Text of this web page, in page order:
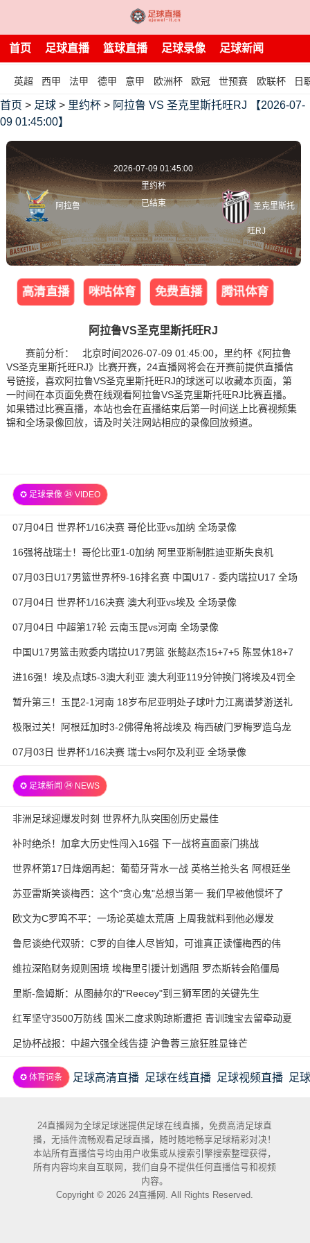
首页 足球直播 篮球直播 足球录像 足球新闻
英超 西甲 法甲 德甲 意甲 欧洲杯 欧冠 世预赛 欧联杯 日
首页 > 足球 > 里约杯 > 阿拉鲁 VS 圣克里斯托旺RJ 【2026-07-
09 01:45:00】
阿拉鲁
2026-07-09 01:45:00
里约杯
已结束
圣克里斯托
旺RJ
高清直播 咪咕体育 免费直播 腾讯体育
阿拉鲁VS圣克里斯托旺RJ
赛前分析： 北京时间2026-07-09 01:45:00，里约杯《阿拉鲁
VS圣克里斯托旺RJ》比赛开赛，24直播网将会在开赛前提供直播信
号链接，喜欢阿拉鲁VS圣克里斯托旺RJ的球迷可以收藏本页面，第
一时间在本页面免费在线观看阿拉鲁VS圣克里斯托旺RJ比赛直播。
如果错过比赛直播，本站也会在直播结束后第一时间送上比赛视频集
锦和全场录像回放，请及时关注网站相应的录像回放频道。
✪ 足球录像 ㉔ VIDEO
07月04日 世界杯1/16决赛 哥伦比亚vs加纳 全场录像
16强将战瑞士！哥伦比亚1-0加纳 阿里亚斯制胜迪亚斯失良机
07月03日U17男篮世界杯9-16排名赛 中国U17 - 委内瑞拉U17 全场
录像
07月04日 世界杯1/16决赛 澳大利亚vs埃及 全场录像
07月04日 中超第17轮 云南玉昆vs河南 全场录像
中国U17男篮击败委内瑞拉U17男篮 张懿赵杰15+7+5 陈昱休18+7
进16强！埃及点球5-3澳大利亚 澳大利亚119分钟换门将埃及4罚全
中
暂升第三！玉昆2-1河南 18岁布尼亚明处子球叶力江离谱梦游送礼
极限过关！阿根廷加时3-2佛得角将战埃及 梅西破门罗梅罗造乌龙
07月03日 世界杯1/16决赛 瑞士vs阿尔及利亚 全场录像
✪ 足球新闻 ㉔ NEWS
非洲足球迎爆发时刻 世界杯九队突围创历史最佳
补时绝杀！加拿大历史性闯入16强 下一战将直面豪门挑战
世界杯第17日烽烟再起：葡萄牙背水一战 英格兰抢头名 阿根廷坐
收渔利
苏亚雷斯笑谈梅西：这个"贪心鬼"总想当第一 我们早被他惯坏了
欧文为C罗鸣不平：一场论英雄太荒唐 上周我就料到他必爆发
鲁尼谈绝代双骄：C罗的自律人尽皆知，可谁真正读懂梅西的伟
大？
维拉深陷财务规则困境 埃梅里引援计划遇阻 罗杰斯转会陷僵局
里斯-詹姆斯：从图赫尔的"Reecey"到三狮军团的关键先生
红军坚守3500万防线 国米二度求购琼斯遭拒 青训瑰宝去留牵动夏
窗神经
足协杯战报：中超六强全线告捷 沪鲁蓉三旅狂胜显锋芒
✪ 体育词条 足球高清直播 足球在线直播 足球视频直播 足
24直播网为全球足球迷提供足球在线直播，免费高清足球直
播，无插件流畅观看足球直播，随时随地畅享足球精彩对决！
本站所有直播信号均由用户收集或从搜索引擎搜索整理获得，
所有内容均来自互联网，我们自身不提供任何直播信号和视频
内容。
Copyright © 2026 24直播网. All Rights Reserved.